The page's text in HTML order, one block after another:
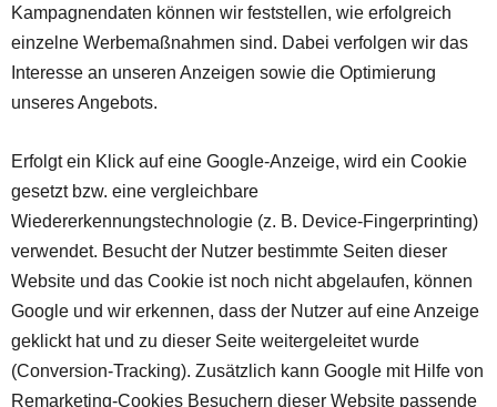
Kampagnendaten können wir feststellen, wie erfolgreich
einzelne Werbemaßnahmen sind. Dabei verfolgen wir das
Interesse an unseren Anzeigen sowie die Optimierung
unseres Angebots.
Erfolgt ein Klick auf eine Google-Anzeige, wird ein Cookie
gesetzt bzw. eine vergleichbare
Wiedererkennungstechnologie (z. B. Device-Fingerprinting)
verwendet. Besucht der Nutzer bestimmte Seiten dieser
Website und das Cookie ist noch nicht abgelaufen, können
Google und wir erkennen, dass der Nutzer auf eine Anzeige
geklickt hat und zu dieser Seite weitergeleitet wurde
(Conversion-Tracking). Zusätzlich kann Google mit Hilfe von
Remarketing-Cookies Besuchern dieser Website passende